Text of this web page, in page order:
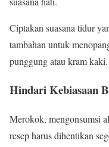
Ciptakan suasana tidur
tambahan untuk
punggung atau kram kaki.
Hindari Kebiasaan
Merokok, mengonsumsi
resep harus dihentikan